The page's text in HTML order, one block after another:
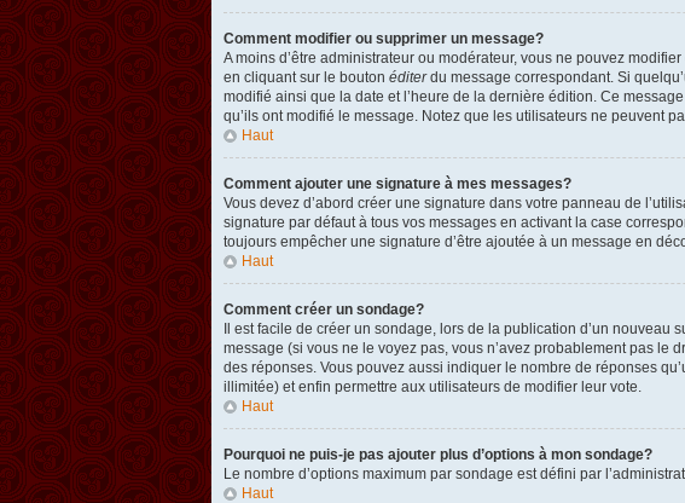
Comment modifier ou supprimer un message?
A moins d’être administrateur ou modérateur, vous ne pouvez
en cliquant sur le bouton éditerdu message correspondant. Si
modifié ainsi que la date et l’heure de la dernière édition. Ce
qu’ils ont modifié le message. Notez que les utilisateurs ne peuvent
Haut
Comment ajouter une signature à mes messages?
Vous devez d’abord créer une signature dans votre panneau de
signature par défaut à tous vos messages en activant la case
toujours empêcher une signature d’être ajoutée à un message en
Haut
Comment créer un sondage?
Il est facile de créer un sondage, lors de la publication d’un nouveau
message (si vous ne le voyez pas, vous n’avez probablement pas
des réponses. Vous pouvez aussi indiquer le nombre de réponses
illimitée) et enfin permettre aux utilisateurs de modifier leur vote.
Haut
Pourquoi ne puis-je pas ajouter plus d’options à mon sondage?
Le nombre d’options maximum par sondage est défini par
Haut